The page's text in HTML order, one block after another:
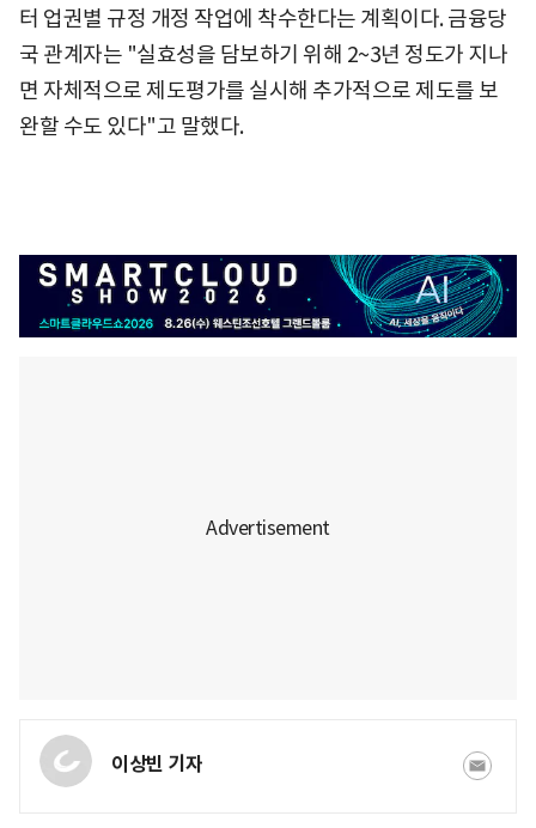
터 업권별 규정 개정 작업에 착수한다는 계획이다. 금융당
국 관계자는 "실효성을 담보하기 위해 2~3년 정도가 지나
면 자체적으로 제도평가를 실시해 추가적으로 제도를 보
완할 수도 있다"고 말했다.
이상빈 기자